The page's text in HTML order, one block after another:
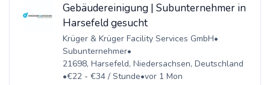
Gebäudereinigung | Subunternehmer in
Harsefeld gesucht
Krüger & Krüger Facility Services GmbH•
Subunternehmer•
21698, Harsefeld, Niedersachsen, Deutschland
•€22 - €34 / Stunde•vor 1 Mon